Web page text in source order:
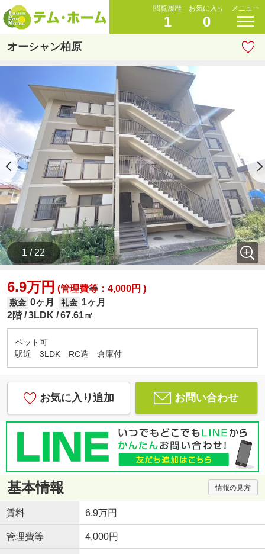
閲覧履歴
1
お気に入り
0
メニュー
オーシャン柏原
1 / 22
6.9万円 (管理費等：4,000円 )
敷金 0ヶ月 礼金 1ヶ月
2階 3LDK 67.61㎡
ペット可
駅近 3LDK RC造 倉庫付
お気に入り追加 お問い合わせ
基本情報 情報の見方
賃料 6.9万円
管理費等 4,000円